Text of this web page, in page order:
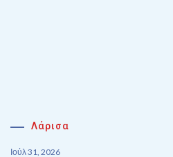
Λάρισα
Ιούλ 31, 2026